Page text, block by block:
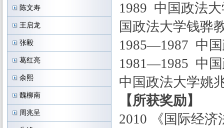
陈文寿
王启龙
张毅
葛红亮
余熙
魏柳南
周兆呈
1989 中国政法
国政法大学钱骅
1985—1987 中
1981—1985 中
中国政法大学姚
【所获奖励】
2010 《国际经